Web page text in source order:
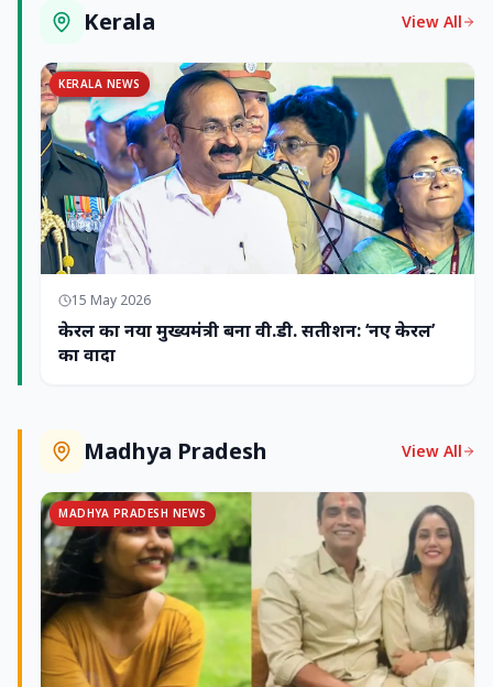
Kerala View All
KERALA NEWS
15 May 2026
केरल का नया मुख्यमंत्री बना वी.डी. सतीशन: ‘नए केरल’
का वादा
Madhya Pradesh View All
MADHYA PRADESH NEWS